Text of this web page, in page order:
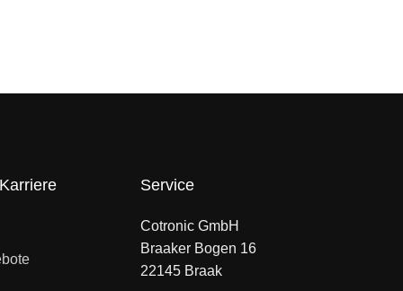
Service
Cotronic GmbH
Braaker Bogen 16
22145 Braak